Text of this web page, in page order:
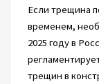
Если трещина
временем,
2025 году в
трещин в